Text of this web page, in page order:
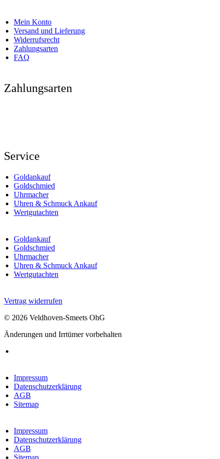
Mein Konto
Versand und Lieferung
Widerrufsrecht
Zahlungsarten
FAQ
Zahlungsarten
Service
Goldankauf
Goldschmied
Uhrmacher
Uhren & Schmuck Ankauf
Wertgutachten
Goldankauf
Goldschmied
Uhrmacher
Uhren & Schmuck Ankauf
Wertgutachten
Vertrag widerrufen
© 2026 Veldhoven-Smeets OhG
Änderungen und Irrtümer vorbehalten
Impressum
Datenschutzerklärung
AGB
Sitemap
Impressum
Datenschutzerklärung
AGB